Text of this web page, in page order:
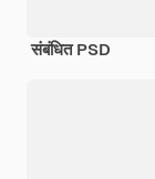
संबंधित PSD